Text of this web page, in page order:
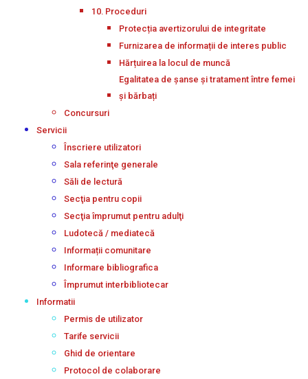
10. Proceduri
Protecția avertizorului de integritate
Furnizarea de informații de interes public
Hărțuirea la locul de muncă
Egalitatea de șanse și tratament între femei
și bărbați
Concursuri
Servicii
Înscriere utilizatori
Sala referinţe generale
Săli de lectură
Secţia pentru copii
Secţia împrumut pentru adulţi
Ludotecă / mediatecă
Informații comunitare
Informare bibliografica
Împrumut interbibliotecar
Informatii
Permis de utilizator
Tarife servicii
Ghid de orientare
Protocol de colaborare